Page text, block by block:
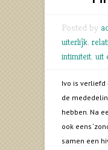
Posted by
uiterlijk,
intimiteit, uit
Ivo is verliefd
de
hebben. Na
ook eens
samen een